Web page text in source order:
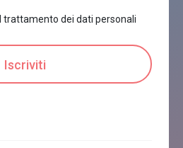
trattamento dei dati personali